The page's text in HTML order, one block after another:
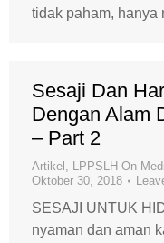
tidak paham,
Sesaji Dan
Dengan Alam
– Part 2
Artikel , LPPSLH On
Oktober 30, 2018
SESAJI UNTUK
nyaman dan aman